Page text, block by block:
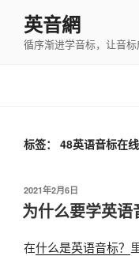
英音網
循序渐进学音标，让音标
标签： 48英语音标在
发
布
于
2021年2月6日
为什么要学英语
在什么是英语音标？